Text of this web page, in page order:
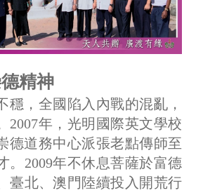
精神
穩，全國陷入內戰的混亂，
2007年，光明國際英文學校
德道務中心派張老點傳師至
。2009年不休息菩薩於富德
臺北、澳門陸續投入開荒行